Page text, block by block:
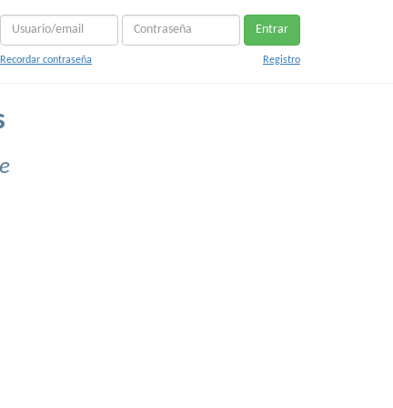
Entrar
Recordar contraseña Registro